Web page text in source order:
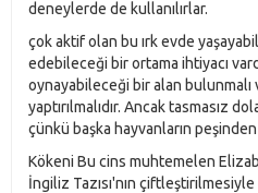
deneylerde de kullanılırlar.
çok aktif olan bu ırk evde
edebileceği bir ortama ihtiyacı
oynayabileceği bir alan
yaptırılmalıdır. Ancak tasmasız
çünkü başka hayvanların
Kökeni Bu cins muhtemelen
İngiliz Tazısı'nın